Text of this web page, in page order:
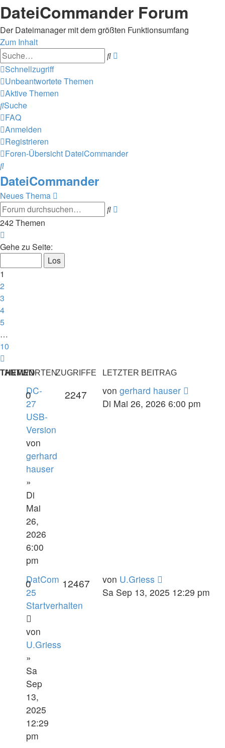
DateiCommander Forum
Der Dateimanager mit dem größten Funktionsumfang
Zum Inhalt
Suche
Schnellzugriff
Unbeantwortete Themen
Aktive Themen
Suche
FAQ
Anmelden
Registrieren
Foren-Übersicht DateiCommander
Suche
DateiCommander
Neues Thema
Suche
242 Themen
1
10
Gehe zu Seite:
1
2
3
4
5
…
10
THEMEN
ANTWORTENZUGRIFFE LETZTER BEITRAG
DC-
27
USB-
Version
von
gerhard
hauser
»
Di
Mai
26,
2026
6:00
pm
0 2247 von gerhard hauser
Di Mai 26, 2026 6:00 pm
DatCom
25
Startverhalten
von
U.Griess
»
Sa
Sep
13,
2025
12:29
pm
0 12467 von U.Griess
Sa Sep 13, 2025 12:29 pm